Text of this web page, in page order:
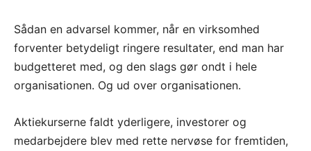
Sådan en advarsel kommer, når en virksomhed
forventer betydeligt ringere resultater, end man har
budgetteret med, og den slags gør ondt i hele
organisationen. Og ud over organisationen.
Aktiekurserne faldt yderligere, investorer og
medarbejdere blev med rette nervøse for fremtiden,